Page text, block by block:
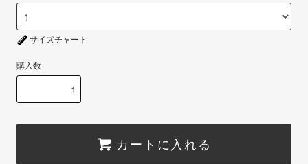
サイズチャート
購入数
カートに入れる